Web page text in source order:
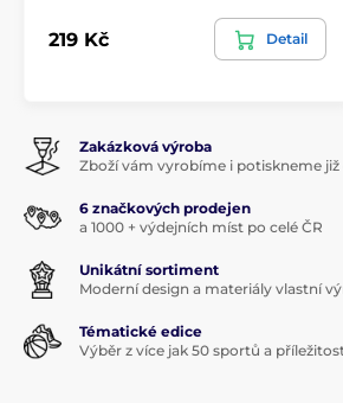
219 Kč Detail
Zakázková výroba
Zboží vám vyrobíme i potiskneme již
6 značkových prodejen
a 1000 + výdejních míst po celé ČR
Unikátní sortiment
Moderní design a materiály vlastní
Tématické edice
Výběr z více jak 50 sportů a